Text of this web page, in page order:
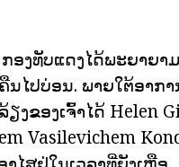
ອງທັບແດງໄດ້ພະຍາຍ
ໄປບ່ອນ. ພາຍໃຕ້ອາກ
ຂອງເຈົ້າໄດ້ Helen
Vasilevichem